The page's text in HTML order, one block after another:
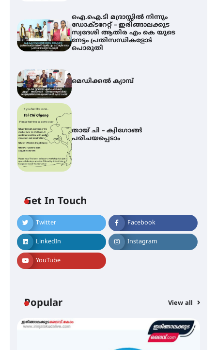
ഐ.ഐ.ടി മദ്രാസ്സിൽ നിന്നും
ഡോക്ടറേറ്റ് – ഇരിങ്ങാലക്കുട
സ്വദേശി ആതിര എം കെ യുടെ
നേട്ടം പ്രതിസന്ധികളോട്
പൊരുതി
മെഡിക്കൽ ക്യാമ്പ്
തായ് ചി – ക്വിഗോങ്ങ്
പരിചയപ്പെടാം
Get In Touch
Twitter Facebook
LinkedIn Instagram
YouTube
Popular View all
ഐ.ഐ.ടി മദ്രാസ്സിൽ നിന്നും
ഡോക്ടറേറ്റ് – ഇരിങ്ങാലക്കുട
സ്വദേശി ആതിര എം കെ യുടെ
നേട്ടം പ്രതിസന്ധികളോട് പൊരുതി